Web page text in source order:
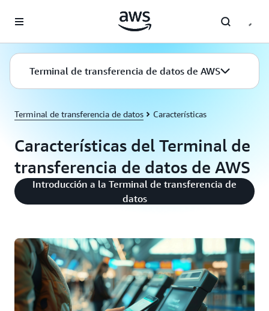
Terminal de transferencia de datos de AWS
Terminal de transferencia de datos Características
Características del Terminal de
transferencia de datos de AWS
Introducción a la Terminal de transferencia de
datos